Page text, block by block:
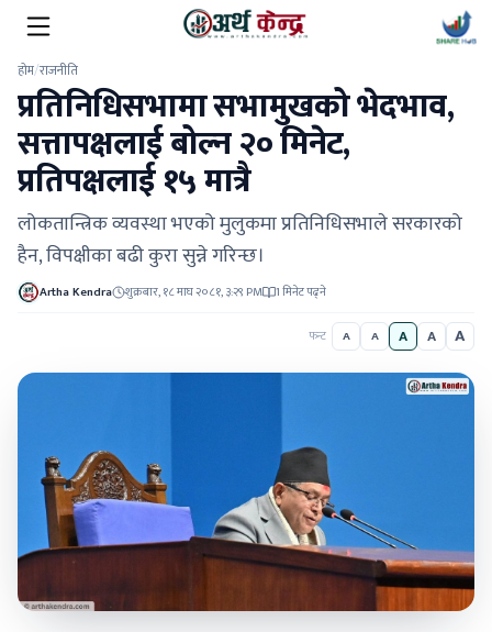
होम/राजनीति
प्रतिनिधिसभामा सभामुखको भेदभाव,
सत्तापक्षलाई बोल्न २० मिनेट,
प्रतिपक्षलाई १५ मात्रै
लोकतान्त्रिक व्यवस्था भएको मुलुकमा प्रतिनिधिसभाले सरकारको
हैन, विपक्षीका बढी कुरा सुन्ने गरिन्छ।
Artha Kendra शुक्रबार, १८ माघ २०८१, ३:२९ PM 1 मिनेट पढ्ने
फन्ट A A A A A